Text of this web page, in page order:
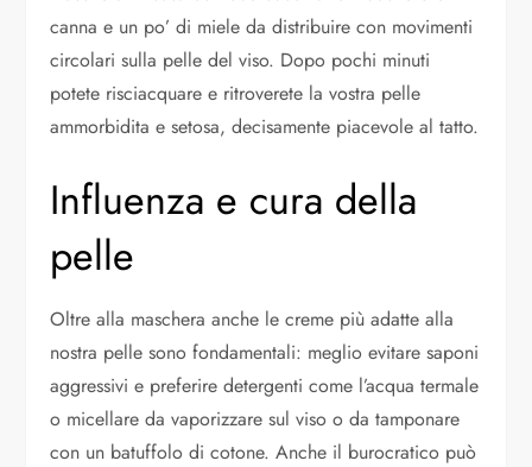
canna e un po’ di miele da distribuire con movimenti
circolari sulla pelle del viso. Dopo pochi minuti
potete risciacquare e ritroverete la vostra pelle
ammorbidita e setosa, decisamente piacevole al tatto.
Influenza e cura della
pelle
Oltre alla maschera anche le creme più adatte alla
nostra pelle sono fondamentali: meglio evitare saponi
aggressivi e preferire detergenti come l’acqua termale
o micellare da vaporizzare sul viso o da tamponare
con un batuffolo di cotone. Anche il burocratico può